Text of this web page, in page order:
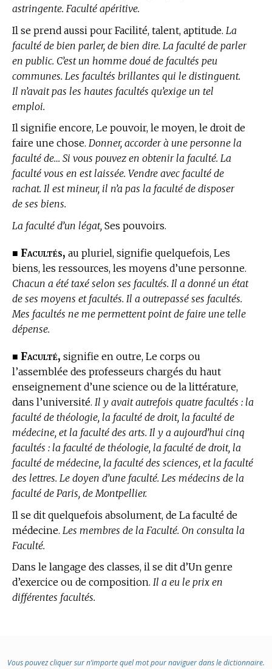
astringente. Faculté apéritive.
Il se prend aussi pour Facilité, talent, aptitude. La
faculté de bien parler, de bien dire. La faculté de parler
en public. C’est un homme doué de facultés peu
communes. Les facultés brillantes qui le distinguent.
Il n’avait pas les hautes facultés qu’exige un tel
emploi.
Il signifie encore, Le pouvoir, le moyen, le droit de
faire une chose. Donner, accorder à une personne la
faculté de… Si vous pouvez en obtenir la faculté. La
faculté vous en est laissée. Vendre avec faculté de
rachat. Il est mineur, il n’a pas la faculté de disposer
de ses biens.
La faculté d’un légat, Ses pouvoirs.
■ Facultés, au pluriel, signifie quelquefois, Les
biens, les ressources, les moyens d’une personne.
Chacun a été taxé selon ses facultés. Il a donné un état
de ses moyens et facultés. Il a outrepassé ses facultés.
Mes facultés ne me permettent point de faire une telle
dépense.
■ Faculté, signifie en outre, Le corps ou
l’assemblée des professeurs chargés du haut
enseignement d’une science ou de la littérature,
dans l’université. Il y avait autrefois quatre facultés : la
faculté de théologie, la faculté de droit, la faculté de
médecine, et la faculté des arts. Il y a aujourd’hui cinq
facultés : la faculté de théologie, la faculté de droit, la
faculté de médecine, la faculté des sciences, et la faculté
des lettres. Le doyen d’une faculté. Les médecins de la
faculté de Paris, de Montpellier.
Il se dit quelquefois absolument, de La faculté de
médecine. Les membres de la Faculté. On consulta la
Faculté.
Dans le langage des classes, il se dit d’Un genre
d’exercice ou de composition. Il a eu le prix en
différentes facultés.
Vous pouvez cliquer sur n’importe quel mot pour naviguer dans le dictionnaire.